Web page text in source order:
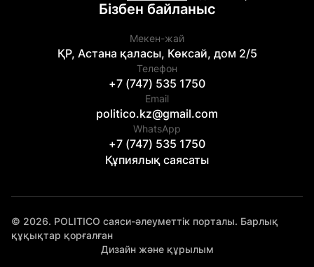
Бізбен байланыс
Мекен-жай
ҚР, Астана қаласы, Көксай, дом 2/5
Телефон
+7 (747) 535 1750
Email
politico.kz@gmail.com
WhatsApp
+7 (747) 535 1750
Құпиялық саясаты
© 2026. POLITICO саяси-әлеуметтік порталы. Барлық
құқықтар қорғалған
Дизайн және құрылым